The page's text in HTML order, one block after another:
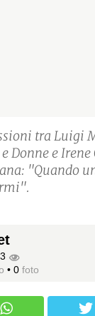
tra Luigi
Donne e Irene
"Quando
• 0 foto